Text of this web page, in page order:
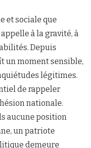
et sociale que
à la gravité, à
Depuis
un moment sensible,
légitimes.
de rappeler
nationale.
aucune position
un patriote
demeure